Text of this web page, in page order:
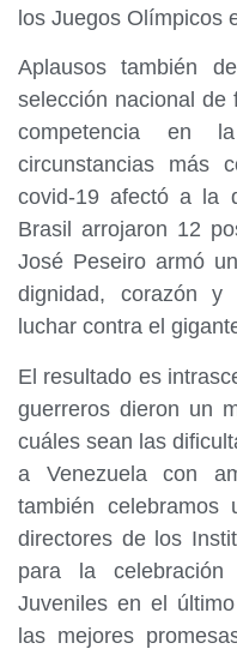
los Juegos Olímpicos
Aplausos también
selección nacional
competencia en
circunstancias más
covid-19 afectó a la
Brasil arrojaron 12
José Peseiro armó
dignidad, corazón
luchar contra el
El resultado es
guerreros dieron un
cuáles sean las
a Venezuela con
también
directores de los
para la
Juveniles en el
las mejores